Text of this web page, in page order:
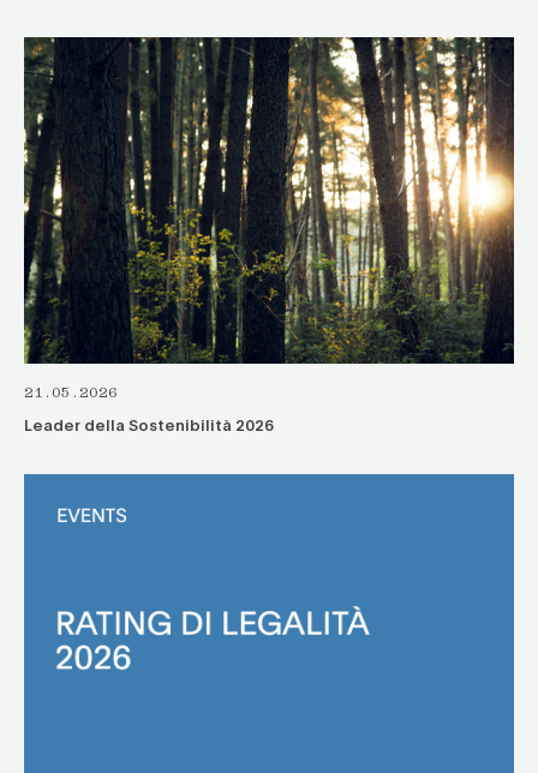
21.05.2026
Leader della Sostenibilità 2026